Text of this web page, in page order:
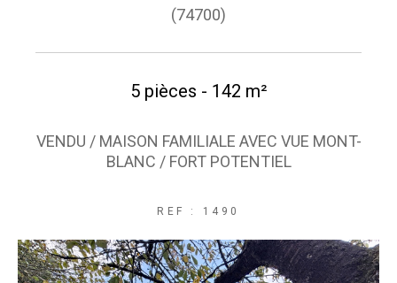
(74700)
5 pièces - 142 m²
VENDU / MAISON FAMILIALE AVEC VUE MONT-
BLANC / FORT POTENTIEL
REF : 1490